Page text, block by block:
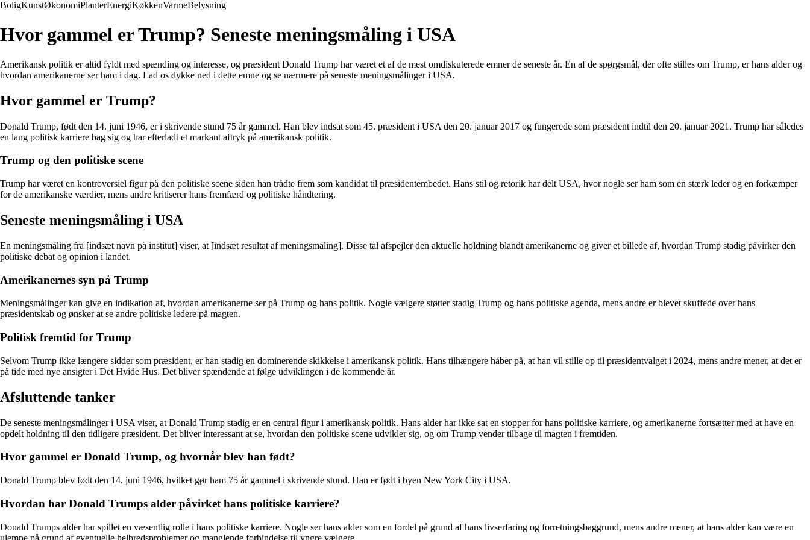
BoligKunstØkonomiPlanterEnergiKøkkenVarmeBelysning
Hvor gammel er Trump? Seneste meningsmåling i USA
Amerikansk politik er altid fyldt med spænding og interesse, og præsident Donald Trump har været et af de mest omdiskuterede emner de seneste år. En af de spørgsmål, der ofte stilles om Trump, er hans alder og
hvordan amerikanerne ser ham i dag. Lad os dykke ned i dette emne og se nærmere på seneste meningsmålinger i USA.
Hvor gammel er Trump?
Donald Trump, født den 14. juni 1946, er i skrivende stund 75 år gammel. Han blev indsat som 45. præsident i USA den 20. januar 2017 og fungerede som præsident indtil den 20. januar 2021. Trump har således
en lang politisk karriere bag sig og har efterladt et markant aftryk på amerikansk politik.
Trump og den politiske scene
Trump har været en kontroversiel figur på den politiske scene siden han trådte frem som kandidat til præsidentembedet. Hans stil og retorik har delt USA, hvor nogle ser ham som en stærk leder og en forkæmper
for de amerikanske værdier, mens andre kritiserer hans fremfærd og politiske håndtering.
Seneste meningsmåling i USA
En meningsmåling fra [indsæt navn på institut] viser, at [indsæt resultat af meningsmåling]. Disse tal afspejler den aktuelle holdning blandt amerikanerne og giver et billede af, hvordan Trump stadig påvirker den
politiske debat og opinion i landet.
Amerikanernes syn på Trump
Meningsmålinger kan give en indikation af, hvordan amerikanerne ser på Trump og hans politik. Nogle vælgere støtter stadig Trump og hans politiske agenda, mens andre er blevet skuffede over hans
præsidentskab og ønsker at se andre politiske ledere på magten.
Politisk fremtid for Trump
Selvom Trump ikke længere sidder som præsident, er han stadig en dominerende skikkelse i amerikansk politik. Hans tilhængere håber på, at han vil stille op til præsidentvalget i 2024, mens andre mener, at det er
på tide med nye ansigter i Det Hvide Hus. Det bliver spændende at følge udviklingen i de kommende år.
Afsluttende tanker
De seneste meningsmålinger i USA viser, at Donald Trump stadig er en central figur i amerikansk politik. Hans alder har ikke sat en stopper for hans politiske karriere, og amerikanerne fortsætter med at have en
opdelt holdning til den tidligere præsident. Det bliver interessant at se, hvordan den politiske scene udvikler sig, og om Trump vender tilbage til magten i fremtiden.
Hvor gammel er Donald Trump, og hvornår blev han født?
Donald Trump blev født den 14. juni 1946, hvilket gør ham 75 år gammel i skrivende stund. Han er født i byen New York City i USA.
Hvordan har Donald Trumps alder påvirket hans politiske karriere?
Donald Trumps alder har spillet en væsentlig rolle i hans politiske karriere. Nogle ser hans alder som en fordel på grund af hans livserfaring og forretningsbaggrund, mens andre mener, at hans alder kan være en
ulempe på grund af eventuelle helbredsproblemer og manglende forbindelse til yngre vælgere.